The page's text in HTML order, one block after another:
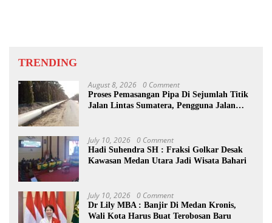
TRENDING
August 8, 2026 0 Comment
Proses Pemasangan Pipa Di Sejumlah Titik
Jalan Lintas Sumatera, Pengguna Jalan
July 10, 2026 0 Comment
Hadi Suhendra SH : Fraksi Golkar Desak
Kawasan Medan Utara Jadi Wisata Bahari
July 10, 2026 0 Comment
Dr Lily MBA : Banjir Di Medan Kronis,
Wali Kota Harus Buat Terobosan Baru